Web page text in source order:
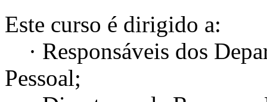
Este curso é dirigido a:
· Responsáveis dos
Pessoal;